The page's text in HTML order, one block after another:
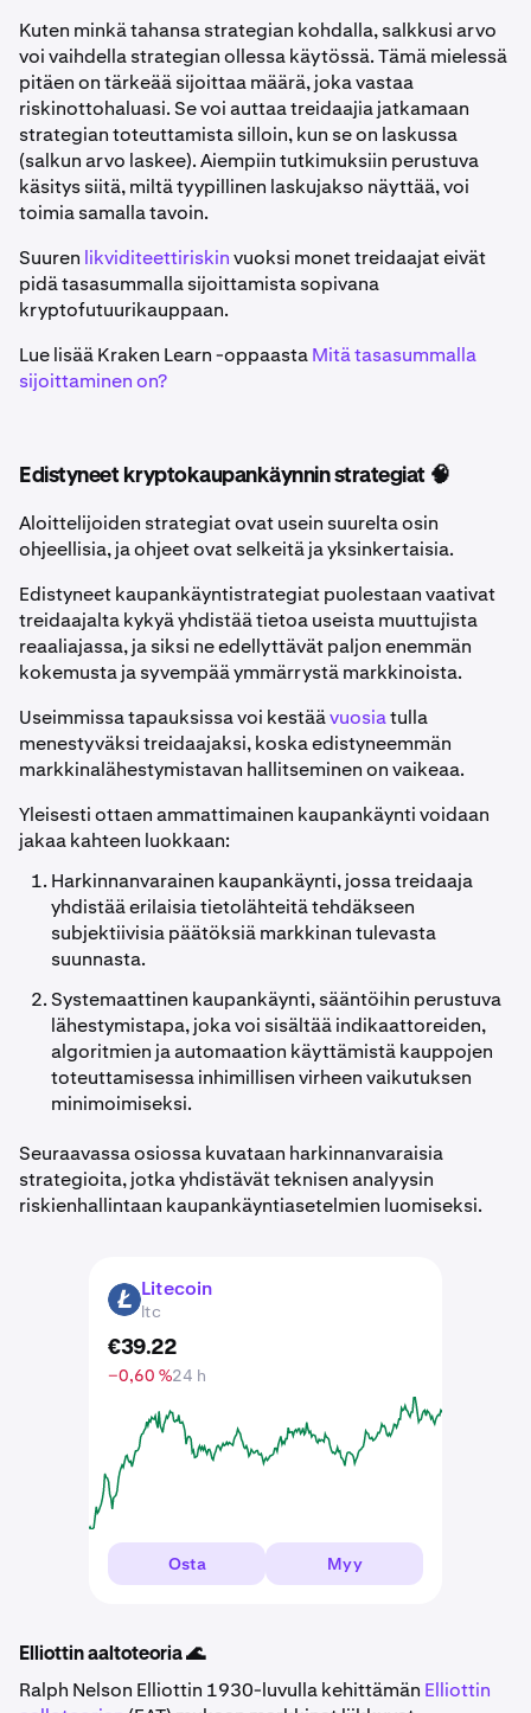
Kuten minkä tahansa strategian kohdalla, salkkusi arvo
voi vaihdella strategian ollessa käytössä. Tämä mielessä
pitäen on tärkeää sijoittaa määrä, joka vastaa
riskinottohaluasi. Se voi auttaa treidaajia jatkamaan
strategian toteuttamista silloin, kun se on laskussa
(salkun arvo laskee). Aiempiin tutkimuksiin perustuva
käsitys siitä, miltä tyypillinen laskujakso näyttää, voi
toimia samalla tavoin.
Suuren likviditeettiriskinvuoksi monet treidaajat eivät
pidä tasasummalla sijoittamista sopivana
kryptofutuurikauppaan.
Lue lisää Kraken Learn -oppaastaMitä tasasummalla
sijoittaminen on?
Edistyneet kryptokaupankäynnin strategiat 🧠
Aloittelijoiden strategiat ovat usein suurelta osin
ohjeellisia, ja ohjeet ovat selkeitä ja yksinkertaisia.
Edistyneet kaupankäyntistrategiat puolestaan vaativat
treidaajalta kykyä yhdistää tietoa useista muuttujista
reaaliajassa, ja siksi ne edellyttävät paljon enemmän
kokemusta ja syvempää ymmärrystä markkinoista.
Useimmissa tapauksissa voi kestäävuosiatulla
menestyväksi treidaajaksi, koska edistyneemmän
markkinalähestymistavan hallitseminen on vaikeaa.
Yleisesti ottaen ammattimainen kaupankäynti voidaan
jakaa kahteen luokkaan:
Harkinnanvarainen kaupankäynti, jossa treidaaja
yhdistää erilaisia tietolähteitä tehdäkseen
subjektiivisia päätöksiä markkinan tulevasta
suunnasta.
Systemaattinen kaupankäynti, sääntöihin perustuva
lähestymistapa, joka voi sisältää indikaattoreiden,
algoritmien ja automaation käyttämistä kauppojen
toteuttamisessa inhimillisen virheen vaikutuksen
minimoimiseksi.
Seuraavassa osiossa kuvataan harkinnanvaraisia
strategioita, jotka yhdistävät teknisen analyysin
riskienhallintaan kaupankäyntiasetelmien luomiseksi.
LTC Litecoin
ltc
€39.22
−0,60 %24 h
Osta Myy
Elliottin aaltoteoria 🌊
Ralph Nelson Elliottin 1930-luvulla kehittämän Elliottin